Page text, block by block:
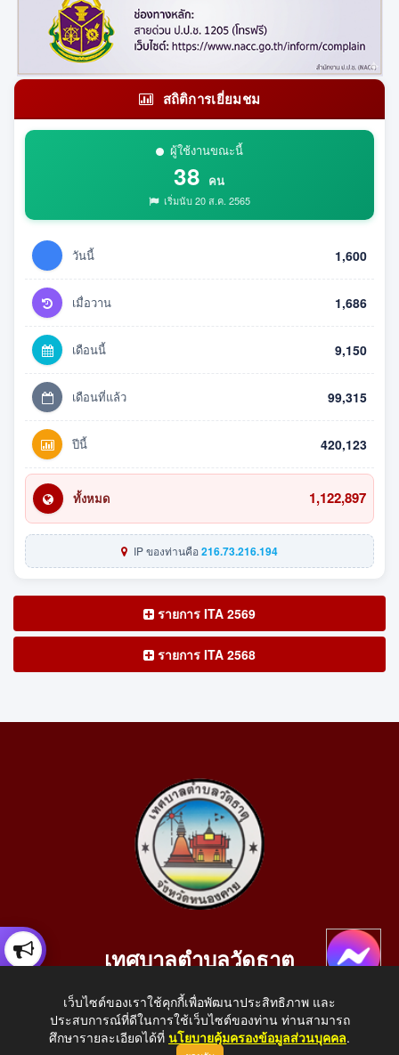
สถิติการเยี่ยมชม
ผู้ใช้งานขณะนี้
38 คน
เริ่มนับ 20 ส.ค. 2565
วันนี้ 1,600
เมื่อวาน 1,686
เดือนนี้ 9,150
เดือนที่แล้ว 99,315
ปีนี้ 420,123
ทั้งหมด 1,122,897
IP ของท่านคือ216.73.216.194
รายการ ITA 2569
รายการ ITA 2568
เทศบาลตำบลวัดธาตุ
อ.เมือง จ.หนองคาย 43000
โทรศัพท์: 042-414758 โทรสาร: 042-414759
เว็บไซต์ของเราใช้คุกกี้เพื่อพัฒนาประสิทธิภาพ และ
ประสบการณ์ที่ดีในการใช้เว็บไซต์ของท่าน ท่านสามารถ
ศึกษารายละเอียดได้ที่ นโยบายคุ้มครองข้อมูลส่วนบุคคล.